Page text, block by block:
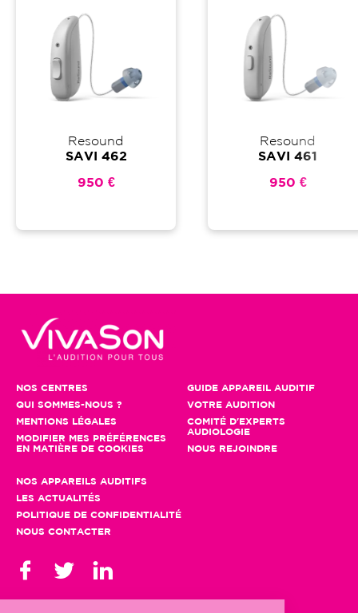
Resound
SAVI 462
950 €
Resound
SAVI 461
950 €
NOS CENTRES
QUI SOMMES-NOUS ?
MENTIONS LÉGALES
MODIFIER MES PRÉFÉRENCES
EN MATIÈRE DE COOKIES
GUIDE APPAREIL AUDITIF
VOTRE AUDITION
COMITÉ D'EXPERTS
AUDIOLOGIE
NOUS REJOINDRE
NOS APPAREILS AUDITIFS
LES ACTUALITÉS
POLITIQUE DE CONFIDENTIALITÉ
NOUS CONTACTER